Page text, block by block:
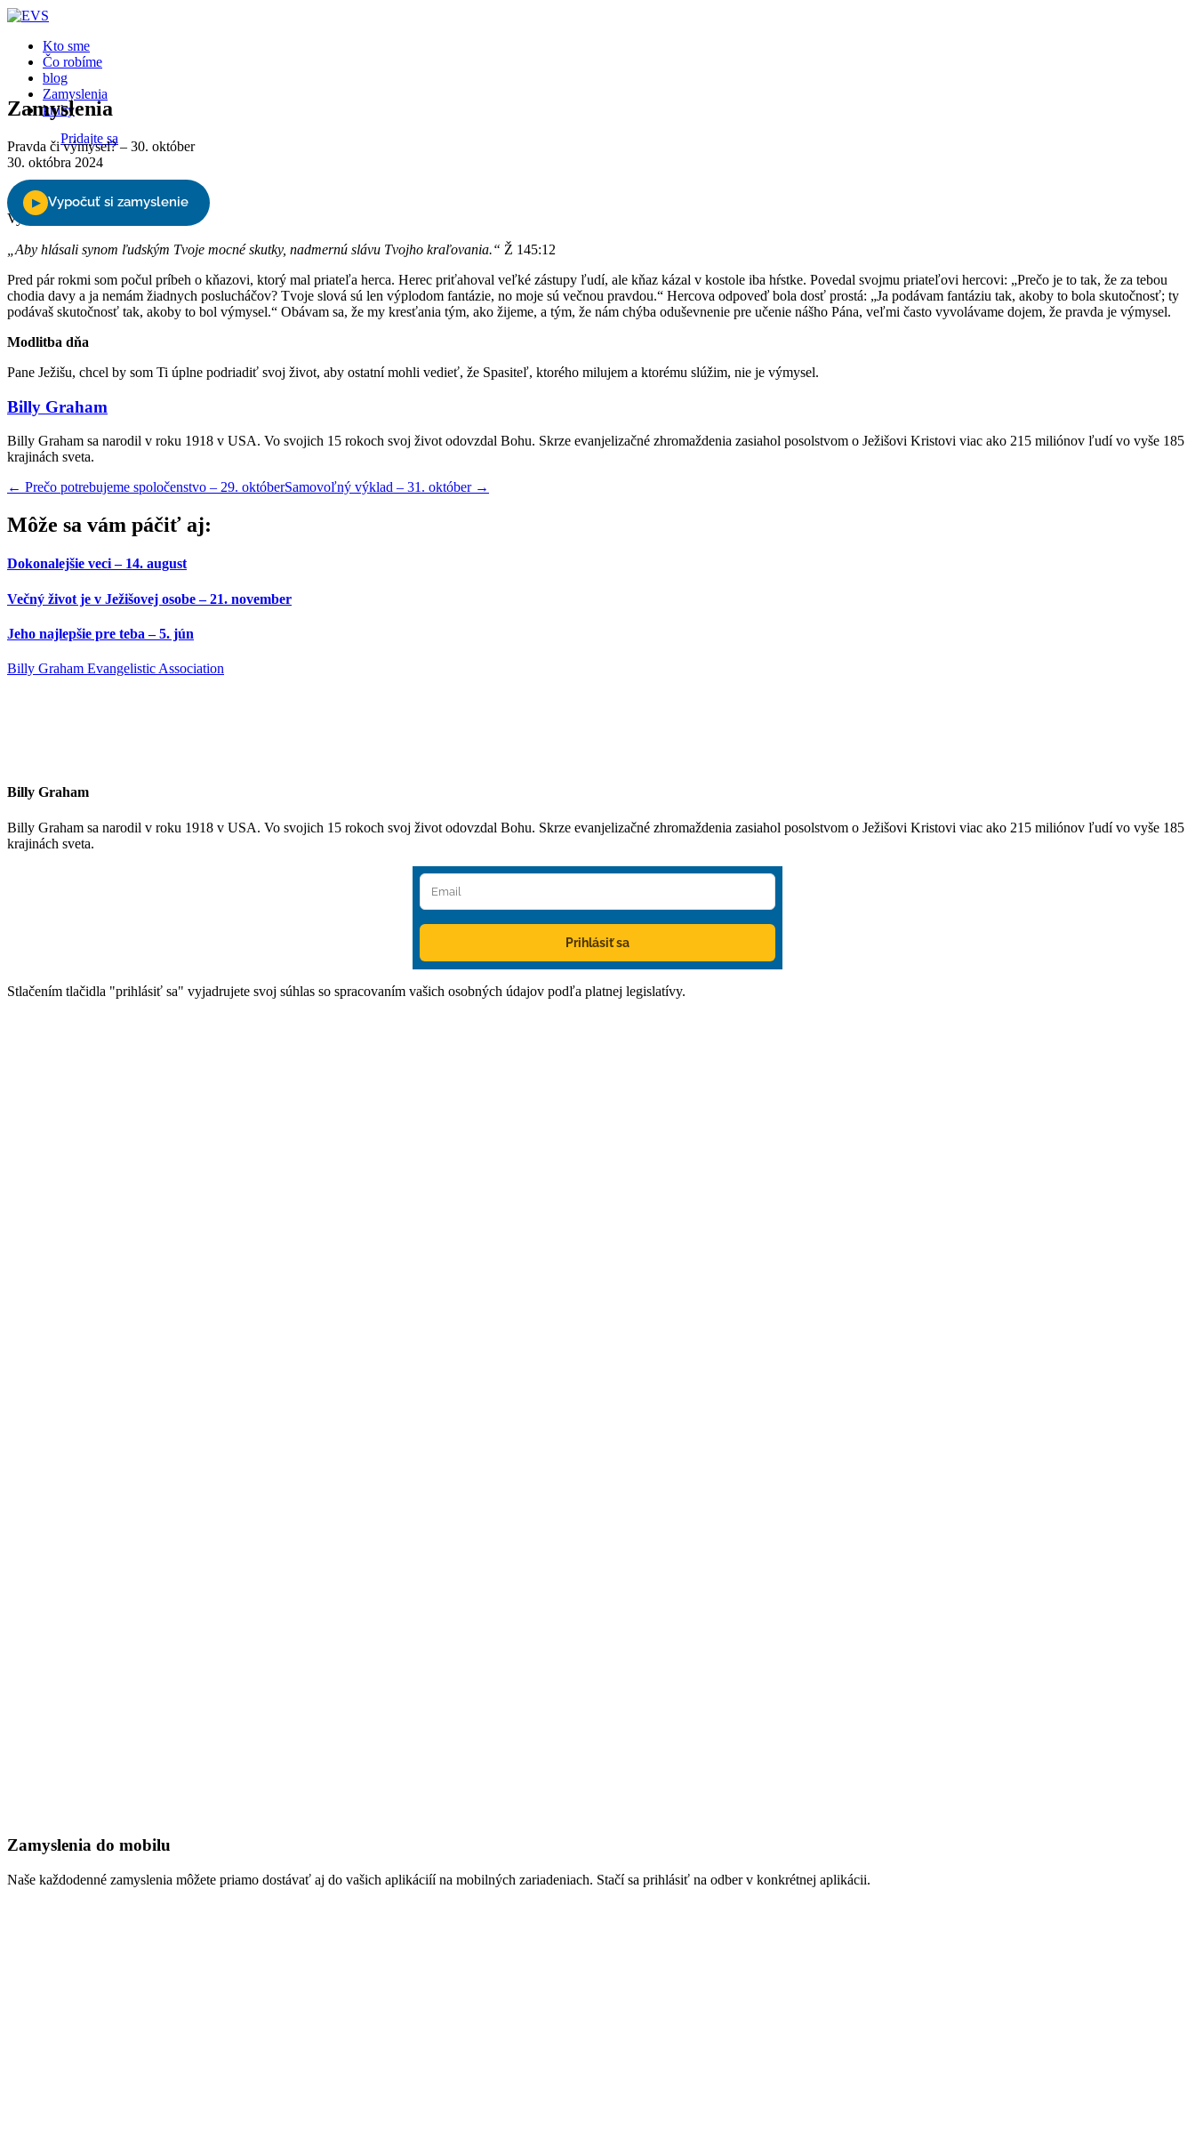
Kto sme
Čo robíme
blog
Zamyslenia
knihy
Pridajte sa
Vyberte stranu
Zamyslenia
Pravda či výmysel? – 30. október
30. októbra 2024
„Aby hlásali synom ľudským Tvoje mocné skutky, nadmernú slávu Tvojho kraľovania.“ Ž 145:12
Pred pár rokmi som počul príbeh o kňazovi, ktorý mal priateľa herca. Herec priťahoval veľké zástupy ľudí, ale kňaz kázal v kostole iba hŕstke. Povedal svojmu priateľovi hercovi: „Prečo je to tak, že za tebou
chodia davy a ja nemám žiadnych poslucháčov? Tvoje slová sú len výplodom fantázie, no moje sú večnou pravdou.“ Hercova odpoveď bola dosť prostá: „Ja podávam fantáziu tak, akoby to bola skutočnosť; ty
podávaš skutočnosť tak, akoby to bol výmysel.“ Obávam sa, že my kresťania tým, ako žijeme, a tým, že nám chýba oduševnenie pre učenie nášho Pána, veľmi často vyvolávame dojem, že pravda je výmysel.
Modlitba dňa
Pane Ježišu, chcel by som Ti úplne podriadiť svoj život, aby ostatní mohli vedieť, že Spasiteľ, ktorého milujem a ktorému slúžim, nie je výmysel.
Billy Graham
Billy Graham sa narodil v roku 1918 v USA. Vo svojich 15 rokoch svoj život odovzdal Bohu. Skrze evanjelizačné zhromaždenia zasiahol posolstvom o Ježišovi Kristovi viac ako 215 miliónov ľudí vo vyše 185
krajinách sveta.
← Prečo potrebujeme spoločenstvo – 29. októberSamovoľný výklad – 31. október →
Môže sa vám páčiť aj:
Dokonalejšie veci – 14. august
Večný život je v Ježišovej osobe – 21. november
Jeho najlepšie pre teba – 5. jún
Billy Graham Evangelistic Association
Billy Graham
Billy Graham sa narodil v roku 1918 v USA. Vo svojich 15 rokoch svoj život odovzdal Bohu. Skrze evanjelizačné zhromaždenia zasiahol posolstvom o Ježišovi Kristovi viac ako 215 miliónov ľudí vo vyše 185
krajinách sveta.
Prihlásiť sa
Stlačením tlačidla "prihlásiť sa" vyjadrujete svoj súhlas so spracovaním vašich osobných údajov podľa platnej legislatívy.
Zamyslenia do mobilu
Naše každodenné zamyslenia môžete priamo dostávať aj do vašich aplikáciíí na mobilných zariadeniach. Stačí sa prihlásiť na odber v konkrétnej aplikácii.